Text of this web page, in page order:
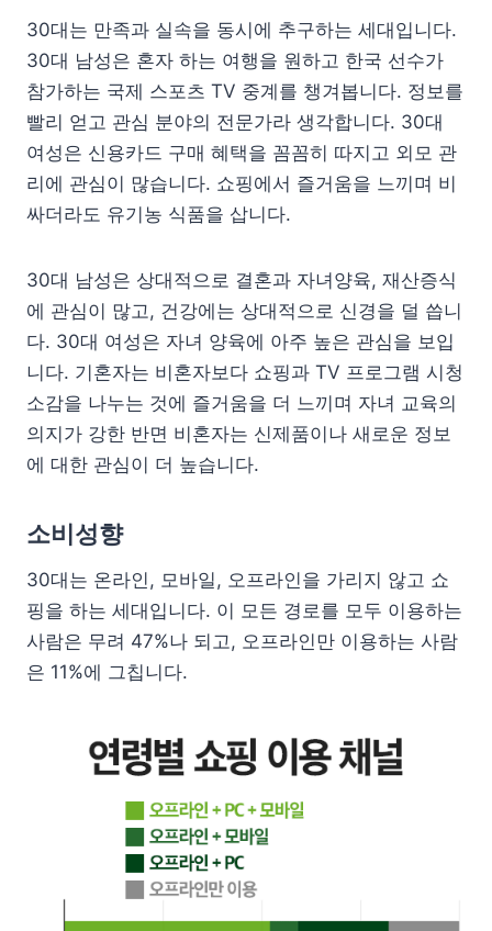
30대는 만족과 실속을 동시에 추구하는 세대입니다.
30대 남성은 혼자 하는 여행을 원하고 한국 선수가
참가하는 국제 스포츠 TV 중계를 챙겨봅니다. 정보를
빨리 얻고 관심 분야의 전문가라 생각합니다. 30대
여성은 신용카드 구매 혜택을 꼼꼼히 따지고 외모 관
리에 관심이 많습니다. 쇼핑에서 즐거움을 느끼며 비
싸더라도 유기농 식품을 삽니다.
30대 남성은 상대적으로 결혼과 자녀양육, 재산증식
에 관심이 많고, 건강에는 상대적으로 신경을 덜 씁니
다. 30대 여성은 자녀 양육에 아주 높은 관심을 보입
니다. 기혼자는 비혼자보다 쇼핑과 TV 프로그램 시청
소감을 나누는 것에 즐거움을 더 느끼며 자녀 교육의
의지가 강한 반면 비혼자는 신제품이나 새로운 정보
에 대한 관심이 더 높습니다.
소비성향
30대는 온라인, 모바일, 오프라인을 가리지 않고 쇼
핑을 하는 세대입니다. 이 모든 경로를 모두 이용하는
사람은 무려 47%나 되고, 오프라인만 이용하는 사람
은 11%에 그칩니다.